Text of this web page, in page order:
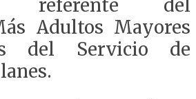
referente del
Adultos Mayores
del Servicio de